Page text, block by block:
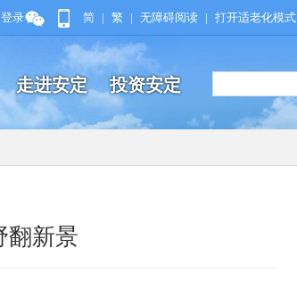
登录 简 | 繁 | 无障碍阅读 | 打开适老化模式
走进安定 投资安定
翻新景